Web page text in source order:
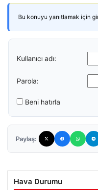
Bu konuyu yanıtlamak için
Kullanıcı adı:
Parola:
Beni hatırla
Paylaş:
Hava Durumu